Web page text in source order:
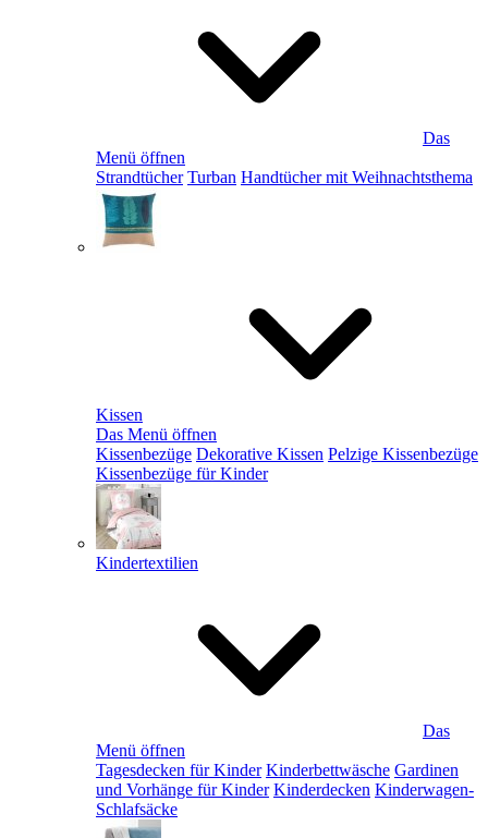
Das
Menü öffnen
Strandtücher Turban Handtücher mit Weihnachtsthema
Kissen
Das Menü öffnen
Kissenbezüge Dekorative Kissen Pelzige Kissenbezüge
Kissenbezüge für Kinder
Kindertextilien
Das
Menü öffnen
Tagesdecken für Kinder Kinderbettwäsche Gardinen
und Vorhänge für Kinder Kinderdecken Kinderwagen-
Schlafsäcke